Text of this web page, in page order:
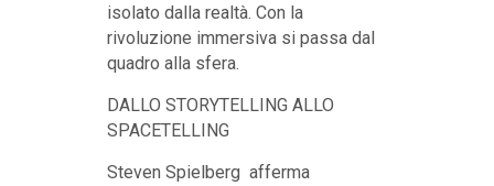
isolato dalla realtà. Con la
rivoluzione immersiva si passa dal
quadro alla sfera.
DALLO STORYTELLING ALLO
SPACETELLING
Steven Spielberg afferma